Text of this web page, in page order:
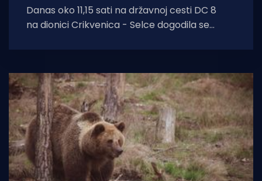
Danas oko 11,15 sati na državnoj cesti DC 8
na dionici Crikvenica - Selce dogodila se